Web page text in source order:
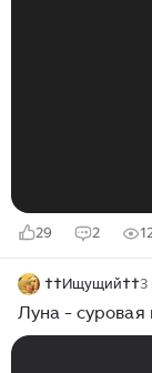
29 2
††Ищущий††3
Луна - суровая